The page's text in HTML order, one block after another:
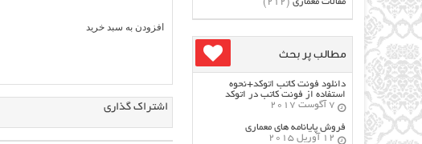
بود.
9,000 تومان.
افزودن به سبد خرید
اشتراک گذاری
مطالب پر بحث
دانلود فونت کاتب اتوکد+نحوه
استفاده از فونت کاتب در اتوکد
7 آگوست 2017
فروش پایانامه های معماری
12 آوریل 2015